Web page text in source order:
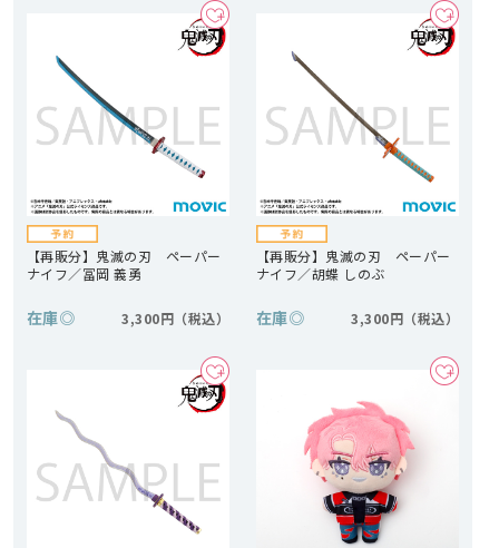
【再販分】鬼滅の刃 ペーパー
ナイフ／冨岡 義勇
在庫◎ 3,300円
【再販分】鬼滅の刃 ペーパー
ナイフ／胡蝶 しのぶ
在庫◎ 3,300円